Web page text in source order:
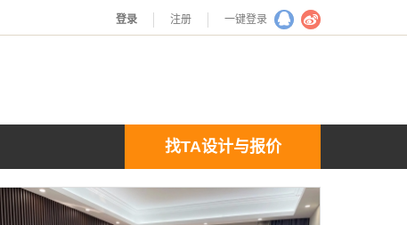
登录 注册 一键登录
找TA设计与报价